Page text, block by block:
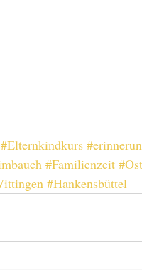
#Elternkindkurs
#Familienzeit
#Hankensbüttel